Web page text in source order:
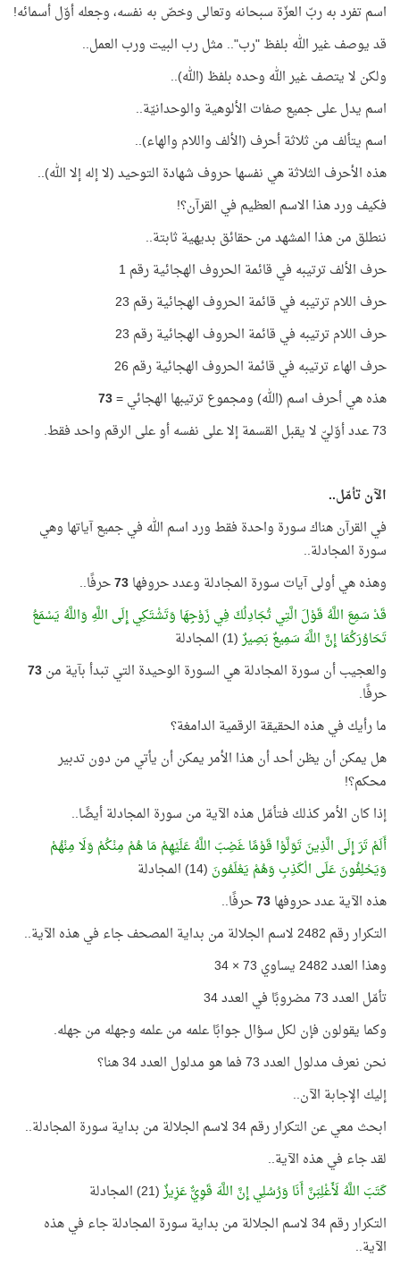
اسم تفرد به ربّ العزّة سبحانه وتعالى وخصّ به نفسه، وجعله أوّل أسمائه!
قد يوصف غير الله بلفظ "رب".. مثل رب البيت ورب العمل..
ولكن لا يتصف غير الله وحده بلفظ (الله)..
اسم يدل على جميع صفات الألوهية والوحدانيّة..
اسم يتألف من ثلاثة أحرف (الألف واللام والهاء)..
هذه الأحرف الثلاثة هي نفسها حروف شهادة التوحيد (لا إله إلا الله)..
فكيف ورد هذا الاسم العظيم في القرآن؟!
ننطلق من هذا المشهد من حقائق بديهية ثابتة..
حرف الألف ترتيبه في قائمة الحروف الهجائية رقم 1
حرف اللام ترتيبه في قائمة الحروف الهجائية رقم 23
حرف اللام ترتيبه في قائمة الحروف الهجائية رقم 23
حرف الهاء ترتيبه في قائمة الحروف الهجائية رقم 26
هذه هي أحرف اسم (الله) ومجموع ترتيبها الهجائي =73
73 عدد أوّليّ لا يقبل القسمة إلا على نفسه أو على الرقم واحد فقط.
الآن تأمّل..
في القرآن هناك سورة واحدة فقط ورد اسم الله في جميع آياتها وهي
سورة المجادلة..
وهذه هي أولى آيات سورة المجادلة وعدد حروفها73حرفًا..
قَدْ سَمِعَ اللَّهُ قَوْلَ الَّتِي تُجَادِلُكَ فِي زَوْجِهَا وَتَشْتَكِي إِلَى اللَّهِ وَاللَّهُ يَسْمَعُ
تَحَاوُرَكُمَا إِنَّ اللَّهَ سَمِيعٌ بَصِيرٌ(1) المجادلة
والعجيب أن سورة المجادلة هي السورة الوحيدة التي تبدأ بآية من73
حرفًا.
ما رأيك في هذه الحقيقة الرقمية الدامغة؟
هل يمكن أن يظن أحد أن هذا الأمر يمكن أن يأتي من دون تدبير
محكم؟!
إذا كان الأمر كذلك فتأمّل هذه الآية من سورة المجادلة أيضًا..
أَلَمْ تَرَ إِلَى الَّذِينَ تَوَلَّوْا قَوْمًا غَضِبَ اللَّهُ عَلَيْهِمْ مَا هُمْ مِنْكُمْ وَلَا مِنْهُمْ
وَيَحْلِفُونَ عَلَى الْكَذِبِ وَهُمْ يَعْلَمُونَ (14) المجادلة
هذه الآية عدد حروفها73حرفًا..
التكرار رقم 2482 لاسم الجلالة من بداية المصحف جاء في هذه الآية..
وهذا العدد 2482 يساوي 73 × 34
تأمّل العدد 73 مضروبًا في العدد 34
وكما يقولون فإن لكل سؤال جوابًا علمه من علمه وجهله من جهله.
نحن نعرف مدلول العدد 73 فما هو مدلول العدد 34 هنا؟
إليك الإجابة الآن..
ابحث معي عن التكرار رقم 34 لاسم الجلالة من بداية سورة المجادلة..
لقد جاء في هذه الآية..
كَتَبَ اللَّهُ لَأَغْلِبَنَّ أَنَا وَرُسُلِي إِنَّ اللَّهَ قَوِيٌّ عَزِيزٌ(21) المجادلة
التكرار رقم 34 لاسم الجلالة من بداية سورة المجادلة جاء في هذه
الآية..